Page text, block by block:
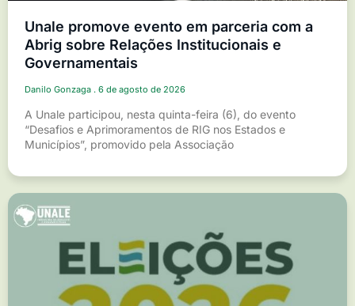
Unale promove evento em parceria com a
Abrig sobre Relações Institucionais e
Governamentais
Danilo Gonzaga 6 de agosto de 2026
A Unale participou, nesta quinta-feira (6), do evento
“Desafios e Aprimoramentos de RIG nos Estados e
Municípios”, promovido pela Associação